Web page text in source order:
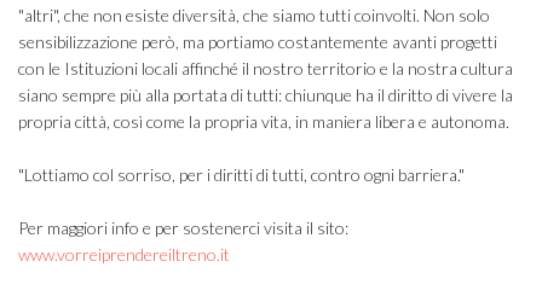
"altri", che non esiste diversità, che siamo tutti coinvolti. Non solo
sensibilizzazione però, ma portiamo costantemente avanti progetti
con le Istituzioni locali affinché il nostro territorio e la nostra cultura
siano sempre più alla portata di tutti: chiunque ha il diritto di vivere la
propria città, così come la propria vita, in maniera libera e autonoma.
"Lottiamo col sorriso, per i diritti di tutti, contro ogni barriera."
Per maggiori info e per sostenerci visita il sito:
www.vorreiprendereiltreno.it